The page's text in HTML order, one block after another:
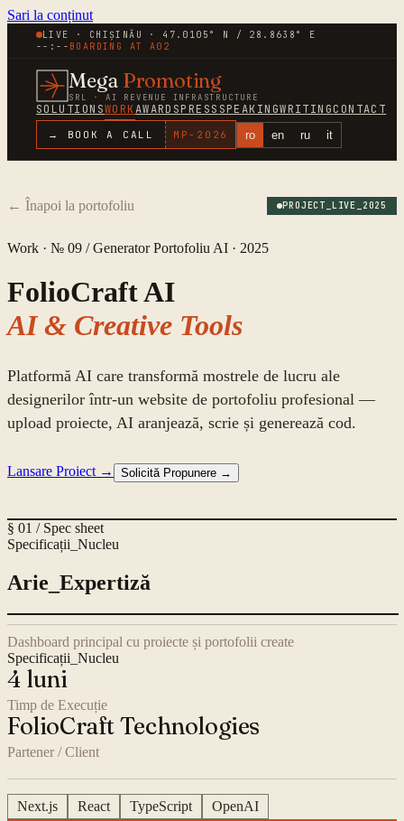
Sari la conținut
LIVE · CHIȘINĂU · 47.0105° N / 28.8638° E
--:-- BOARDING AT A02
Mega Promoting
SRL · AI REVENUE INFRASTRUCTURE
SOLUTIONSWORKAWARDSPRESS SPEAKINGWRITINGCONTACT
→ BOOK A CALL MP- 2026 ro en ru it
← Înapoi la portofoliu PROJECT_LIVE_ 2025
Work · № 09 /Generator Portofoliu AI · 2025
FolioCraft AI
AI & Creative Tools
Platformă AI care transformă mostrele de lucru ale
designerilor într-un website de portofoliu profesional —
upload proiecte, AI aranjează, scrie și generează cod.
Lansare Proiect → Solicită Propunere →
§ 01 / Spec sheet
Specificații_Nucleu
Arie_Expertiză
Dashboard principal cu proiecte și portofolii create
Specificații_Nucleu
4 luni
Timp de Execuție
FolioCraft Technologies
Partener / Client
Next.js React TypeScript
OpenAI